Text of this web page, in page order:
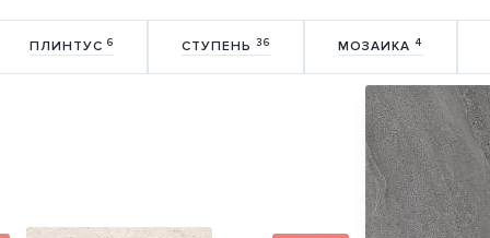
ПЛИНТУС 6 СТУПЕНЬ 36 МОЗАИКА 4